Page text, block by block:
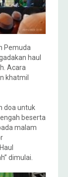
Pemuda
haul
Acara
khatmil
doa untuk
beserta
malam
dimulai.